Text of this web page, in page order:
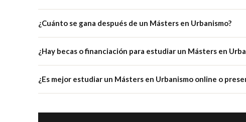
¿Cuánto se gana después de un Másters en Urbanismo?
¿Hay becas o financiación para estudiar un Másters en
¿Es mejor estudiar un Másters en Urbanismo online o